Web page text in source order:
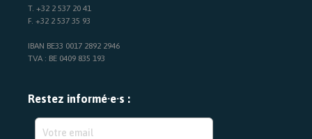
T. +32 2 537 20 41
F. +32 2 537 35 93
IBAN BE33 0017 2892 2946
TVA : BE 0409 835 193
Restez informé·e·s :